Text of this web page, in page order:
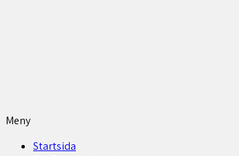
Meny
Startsida